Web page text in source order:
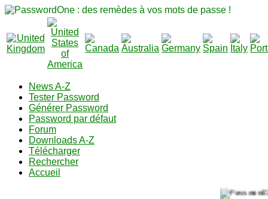
News A-Z
Tester Password
Générer Password
Password par défaut
Forum
Downloads A-Z
Télécharger
Rechercher
Accueil